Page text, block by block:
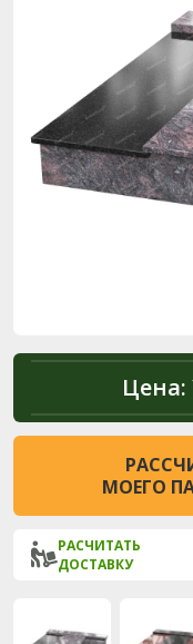
Цена:
МОЕГО
РАСЧИТАТЬ
ДОСТАВКУ